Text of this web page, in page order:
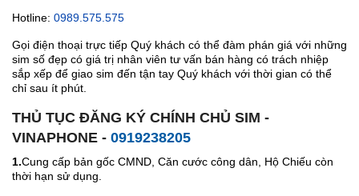
Hotline: 0989.575.575
Gọi điện thoại trực tiếp Quý khách có thể đàm phán giá với những
sim số đẹp có giá trị nhân viên tư vấn bán hàng có trách nhiệp
sắp xếp để giao sim đến tận tay Quý khách với thời gian có thể
chỉ sau ít phút.
THỦ TỤC ĐĂNG KÝ CHÍNH CHỦ SIM -
VINAPHONE - 0919238205
1.Cung cấp bản gốc CMND, Căn cước công dân, Hộ Chiếu còn
thời hạn sử dụng.